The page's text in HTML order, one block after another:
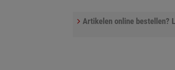
Artikelen online bestellen?